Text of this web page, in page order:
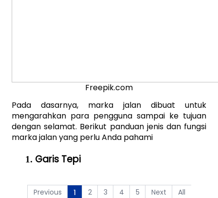
Freepik.com
Pada dasarnya, marka jalan dibuat untuk
mengarahkan para pengguna sampai ke tujuan
dengan selamat. Berikut panduan jenis dan fungsi
marka jalan yang perlu Anda pahami
Garis Tepi
Previous 1 2 3 4 5 Next All